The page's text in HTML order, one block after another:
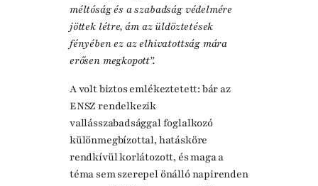
méltóság és a szabadság védelmére
jöttek létre, ám az üldöztetések
fényében ez az elhivatottság mára
erősen megkopott”.
A volt biztos emlékeztetett: bár az
ENSZ rendelkezik
vallásszabadsággal foglalkozó
különmegbízottal, hatásköre
rendkívül korlátozott, és maga a
téma sem szerepel önálló napirenden